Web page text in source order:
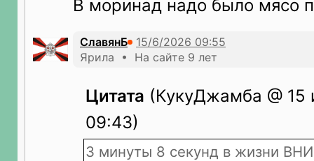
В моринад надо было мясо
СлавянБ
Ярила • На сайте 9 лет
Цитата (КукуДжамба @ 15
09:43)
3 минуты 8 секунд в жизни